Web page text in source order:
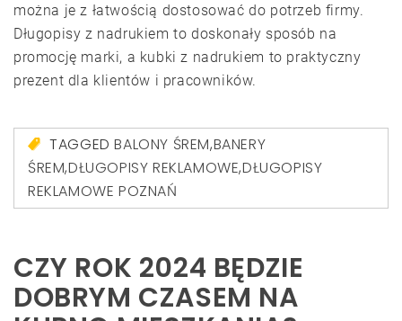
można je z łatwością dostosować do potrzeb firmy.
Długopisy z nadrukiem to doskonały sposób na
promocję marki, a kubki z nadrukiem to praktyczny
prezent dla klientów i pracowników.
TAGGEDBALONY ŚREM,BANERY
ŚREM,DŁUGOPISY REKLAMOWE,DŁUGOPISY
REKLAMOWE POZNAŃ
CZY ROK 2024 BĘDZIE
DOBRYM CZASEM NA